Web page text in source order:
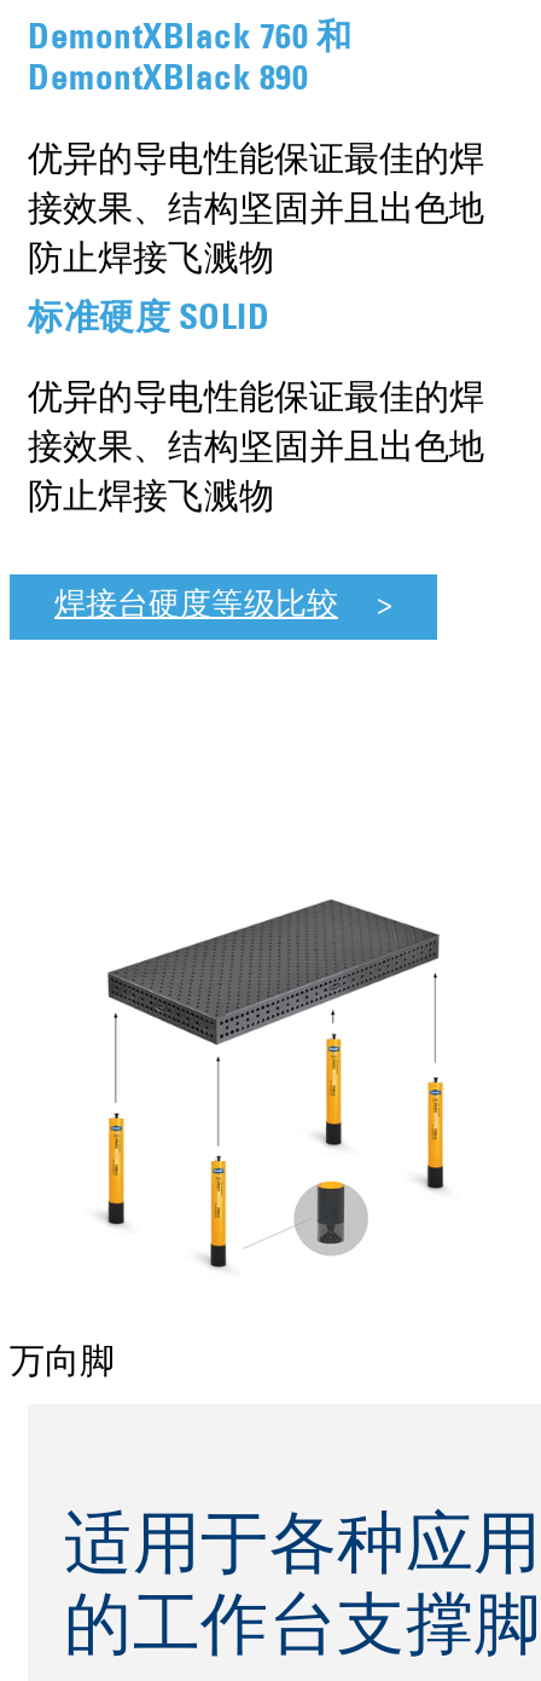
DemontXBlack 760 和
DemontXBlack 890
优异的导电性能保证最佳的焊
接效果、结构坚固并且出色地
防止焊接飞溅物
标准硬度 SOLID
优异的导电性能保证最佳的焊
接效果、结构坚固并且出色地
防止焊接飞溅物
焊接台硬度等级比较
万向脚
适用于各种应用
的工作台支撑脚